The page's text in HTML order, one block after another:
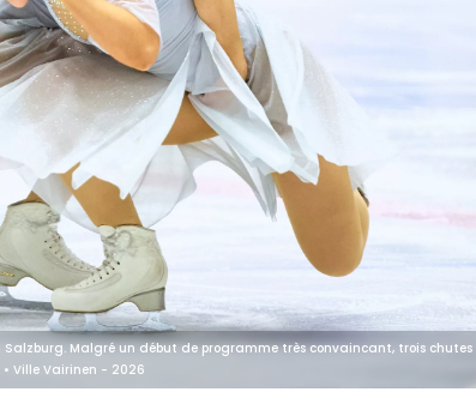
Salzburg. Malgré un début de programme très convaincant, trois chutes
• Ville Vairinen - 2026